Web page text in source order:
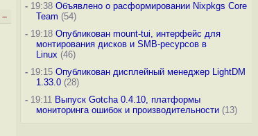
–
-19:38 Объявлено о расформировании Nixpkgs Core
Team (54)
-19:18 Опубликован mount-tui, интерфейс для
монтирования дисков и SMB-ресурсов в
Linux (46)
-19:15 Опубликован дисплейный менеджер LightDM
1.33.0(28)
-19:11 Выпуск Gotcha 0.4.10, платформы
мониторинга ошибок и производительности(13)